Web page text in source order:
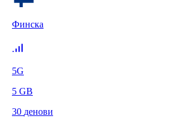
Финска
5G
5 GB
30 денови